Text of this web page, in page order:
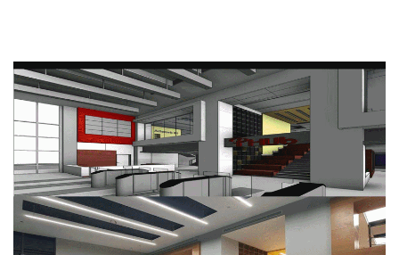
الطلاب
هيئة التدريس
الدراسات العليا
الخريجين